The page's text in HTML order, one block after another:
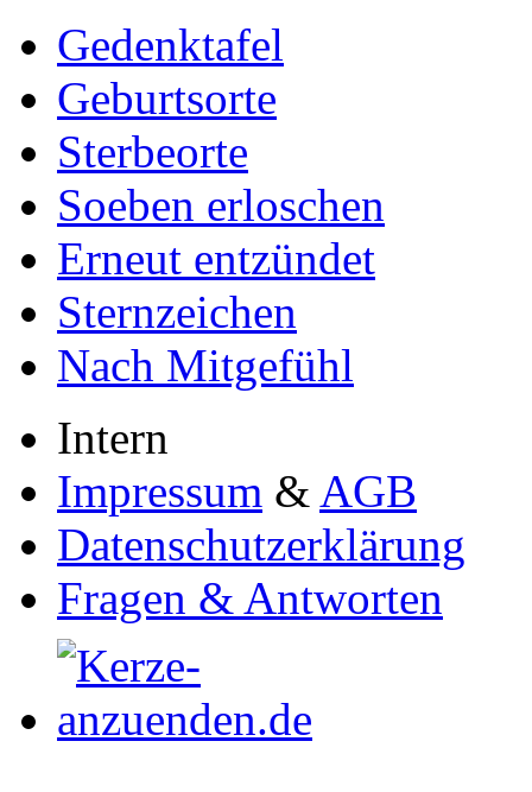
Gedenktafel
Geburtsorte
Sterbeorte
Soeben erloschen
Erneut entzündet
Sternzeichen
Nach Mitgefühl
Intern
Impressum & AGB
Datenschutzerklärung
Fragen & Antworten